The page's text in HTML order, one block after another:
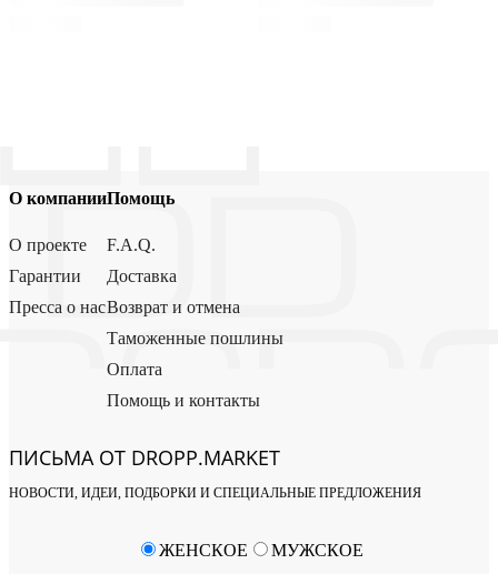
О компании
О проекте
Гарантии
Пресса о нас
Помощь
F.A.Q.
Доставка
Возврат и отмена
Таможенные пошлины
Оплата
Помощь и контакты
ПИСЬМА ОТ DROPP.MARKET
НОВОСТИ, ИДЕИ, ПОДБОРКИ И СПЕЦИАЛЬНЫЕ ПРЕДЛОЖЕНИЯ
ЖЕНСКОЕ МУЖСКОЕ